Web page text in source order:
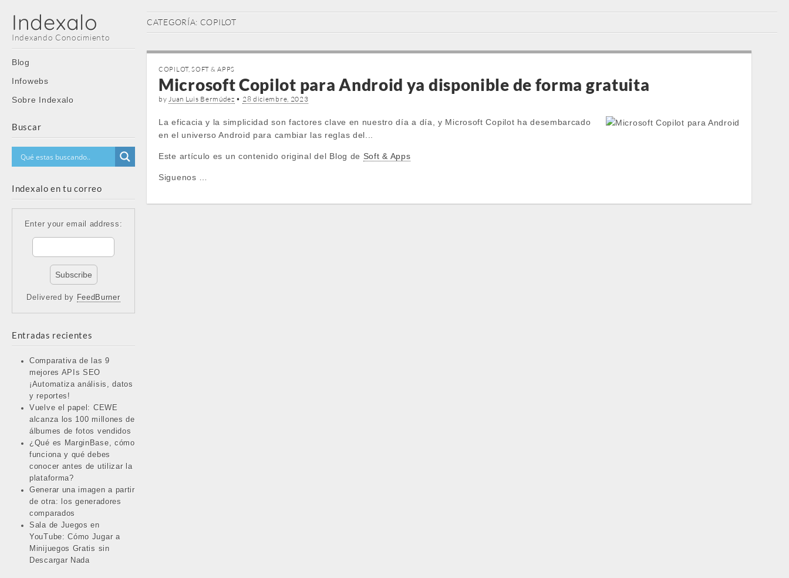
Indexalo
Indexando Conocimiento
Main
menu
Skip
content
Blog
Infowebs
Sobre Indexalo
Buscar
Indexalo en tu correo
Enter your email address:
Delivered by FeedBurner
Entradas recientes
Comparativa de las 9
mejores APIs SEO
¡Automatiza análisis, datos
y reportes!
Vuelve el papel: CEWE
alcanza los 100 millones de
álbumes de fotos vendidos
¿Qué es MarginBase, cómo
funciona y qué debes
conocer antes de utilizar la
plataforma?
Generar una imagen a partir
de otra: los generadores
comparados
Sala de Juegos en
YouTube: Cómo Jugar a
Minijuegos Gratis sin
Descargar Nada
CATEGORÍA: COPILOT
COPILOT,SOFT & APPS
Microsoft Copilot para Android ya disponible de forma gratuita
byJuan Luis Bermúdez • 28 diciembre, 2023
La eficacia y la simplicidad son factores clave en nuestro día a día, y Microsoft Copilot ha desembarcado
en el universo Android para cambiar las reglas del...
Este artículo es un contenido original del Blog de Soft & Apps
Siguenos …